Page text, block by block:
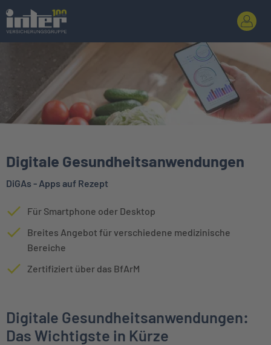
Digitale Gesundheitsanwendungen
DiGAs - Apps auf Rezept
Für Smartphone oder Desktop
Breites Angebot für verschiedene medizinische
Bereiche
Zertifiziert über das BfArM
Digitale Gesundheitsanwendungen:
Das Wichtigste in Kürze